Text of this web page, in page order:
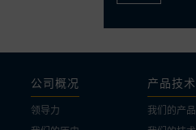
公司概况
领导力
产品技术
我们的产品